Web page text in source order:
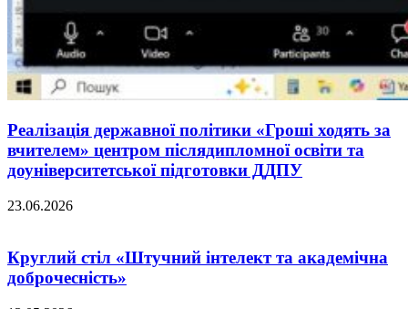
Реалізація державної політики «Гроші ходять за
вчителем» центром післядипломної освіти та
доуніверситетської підготовки ДДПУ
23.06.2026
Круглий стіл «Штучний інтелект та академічна
доброчесність»